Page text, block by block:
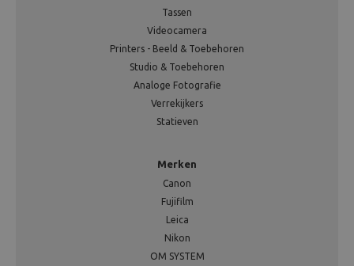
Tassen
Videocamera
Printers - Beeld & Toebehoren
Studio & Toebehoren
Analoge Fotografie
Verrekijkers
Statieven
Merken
Canon
Fujifilm
Leica
Nikon
OM SYSTEM